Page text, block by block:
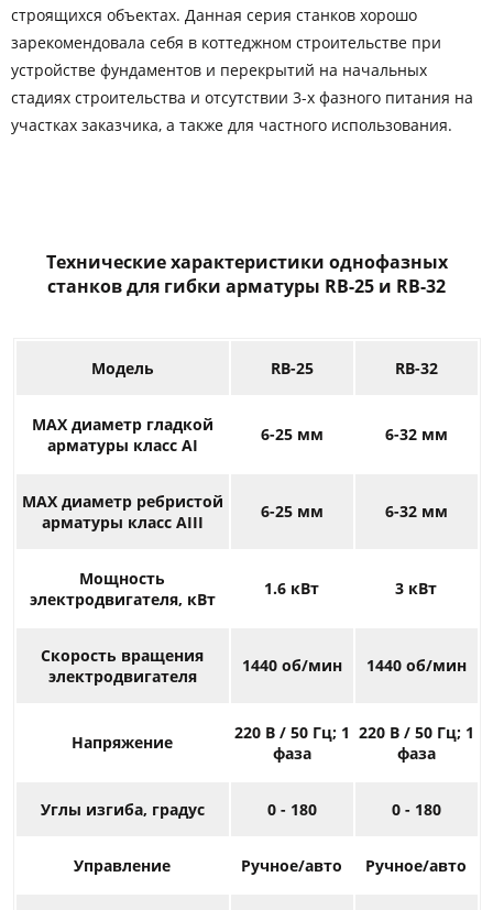
строящихся объектах. Данная серия станков хорошо
зарекомендовала себя в коттеджном строительстве при
устройстве фундаментов и перекрытий на начальных
стадиях строительства и отсутствии 3-х фазного питания на
участках заказчика, а также для частного использования.
Технические характеристики однофазных
станков для гибки арматуры RB-25 и RB-32
Модель RB-25 RB-32
МАХ диаметр гладкой
арматуры класс АІ
6-25 мм 6-32 мм
МАХ диаметр ребристой
арматуры класс АІІІ
6-25 мм 6-32 мм
Мощность
электродвигателя, кВт
1.6 кВт 3 кВт
Скорость вращения
электродвигателя
1440 об/мин 1440 об/мин
Напряжение
220 В / 50 Гц; 1
фаза
220 В / 50 Гц; 1
фаза
Углы изгиба, градус 0 - 180 0 - 180
Управление Ручное/авто Ручное/авто